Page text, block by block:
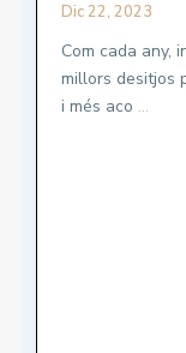
Dic 22, 2023
Com cada any,
millors desitjos
i més aco ...